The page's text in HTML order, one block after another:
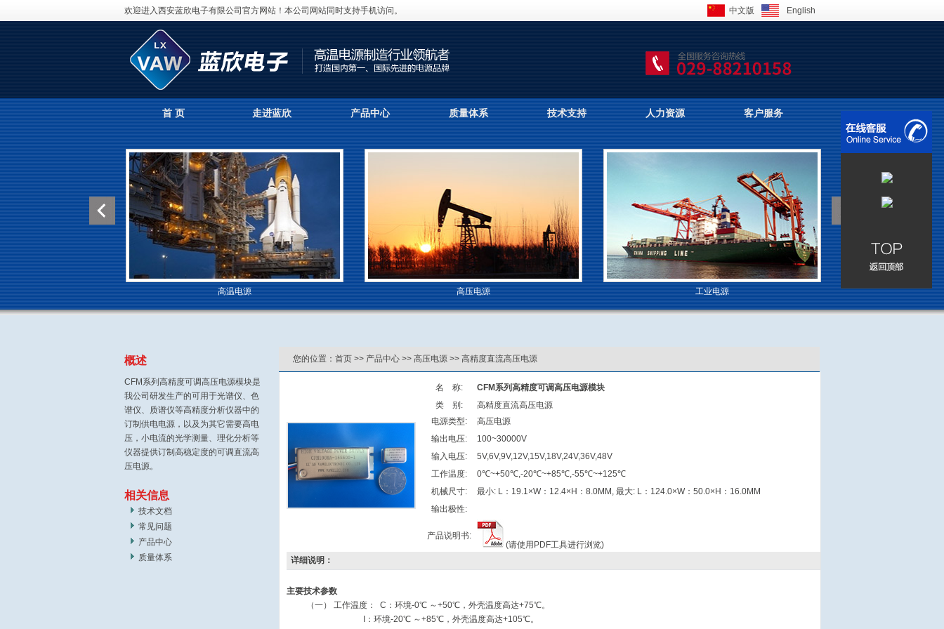
中文版 English
欢迎进入西安蓝欣电子有限公司官方网站！本公司网站同时支持手机访问。
首 页 走进蓝欣 产品中心 质量体系 技术支持 人力资源 客户服务
高温电源 高压电源 工业电源 高
概述
CFM系列高精度可调高压电源模块是
我公司研发生产的可用于光谱仪、色
谱仪、质谱仪等高精度分析仪器中的
订制供电电源，以及为其它需要高电
压，小电流的光学测量、理化分析等
仪器提供订制高稳定度的可调直流高
压电源。
相关信息
技术文档
常见问题
产品中心
质量体系
您的位置： 首页 >> 产品中心 >> 高压电源 >> 高精度直流高压电源
名 称:
CFM系列高精度可调高压电源模块
类 别:
高精度直流高压电源
电源类型:
高压电源
输出电压:
100~30000V
输入电压:
5V,6V,9V,12V,15V,18V,24V,36V,48V
工作温度:
0℃~+50℃,-20℃~+85℃,-55℃~+125℃
机械尺寸:
最小: L：19.1×W：12.4×H：8.0MM, 最大: L：124.0×W：50.0×H：16.0MM
输出极性:
产品说明书:
(请使用PDF工具进行浏览)
详细说明：
主要技术参数
（一） 工作温度：
C：环境-0℃ ～+50℃，外壳温度高达+75℃。
I：环境-20℃ ～+85℃，外壳温度高达+105℃。